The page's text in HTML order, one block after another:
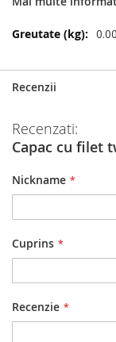
Mai
Recenzii
Recenzati:
Capac cu filet
Nickname
Cuprins
Recenzie